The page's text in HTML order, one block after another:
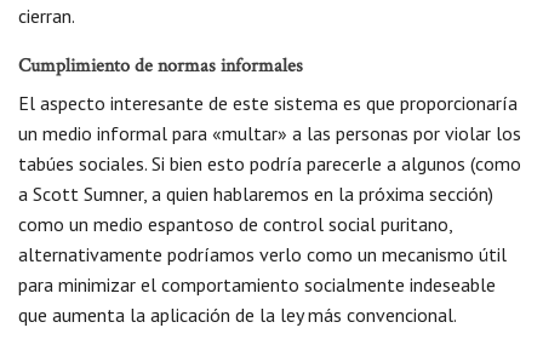
cierran.
Cumplimiento de normas informales
El aspecto interesante de este sistema es que proporcionaría
un medio informal para «multar» a las personas por violar los
tabúes sociales. Si bien esto podría parecerle a algunos (como
a Scott Sumner, a quien hablaremos en la próxima sección)
como un medio espantoso de control social puritano,
alternativamente podríamos verlo como un mecanismo útil
para minimizar el comportamiento socialmente indeseable
que aumenta la aplicación de la ley más convencional.